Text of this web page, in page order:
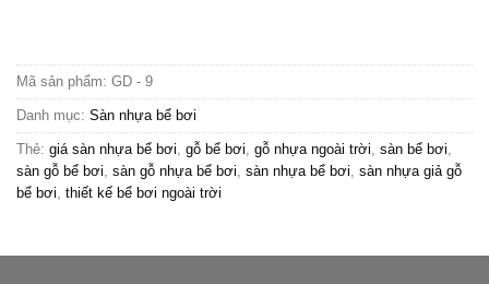
Mã sản phẩm: GD - 9
Danh mục: Sàn nhựa bể bơi
Thẻ: giá sàn nhựa bể bơi gỗ bể bơi gỗ nhựa ngoài trời sàn bể bơi
sàn gỗ bể bơi sàn gỗ nhựa bể bơi sàn nhựa bể bơi sàn nhựa giả gỗ
bể bơi thiết kế bể bơi ngoài trời